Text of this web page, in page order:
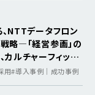
NTTデータフロン
略―「経営参画」の
カルチャーフィット
用#導入事例｜成功事例